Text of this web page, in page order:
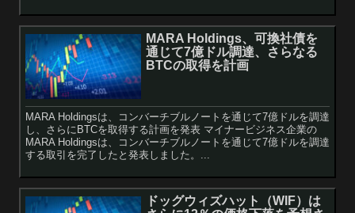
MARA Holdings、可換社債を
通じて7億ドル調達、さらなる
BTCの取得を計画
MARA Holdingsは、コンバーチブルノートを通じて7億ドルを調達
し、さらにBTCを取得する計画を発表 マイナービジネス企業の
MARA Holdingsは、コンバーチブルノートを通じて7億ドルを調達
する取引を完了したと発表しました。...
ドッグウィズハット（WIF）は